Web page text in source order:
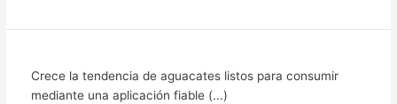
Crece la tendencia de aguacates listos para consumir
mediante una aplicación fiable (...)